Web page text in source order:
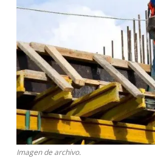
Imagen de archivo.